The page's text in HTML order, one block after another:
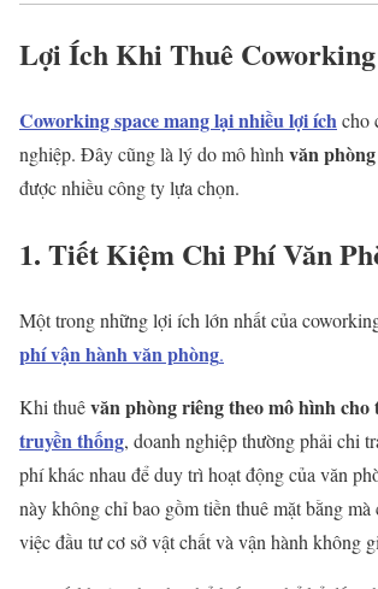
Lợi Ích Khi Thuê Coworking
Coworking space mang lại nhiều lợi íchcho
nghiệp. Đây cũng là lý do mô hình văn
được nhiều công ty lựa chọn.
1. Tiết Kiệm Chi Phí Văn
Một trong những lợi ích lớn nhất của
phí vận hành văn phòng.
Khi thuêvăn phòng riêng theo mô hình cho
truyền thống, doanh nghiệp thường phải chi
phí khác nhau để duy trì hoạt động của văn
này không chỉ bao gồm tiền thuê mặt bằng mà
việc đầu tư cơ sở vật chất và vận hành không